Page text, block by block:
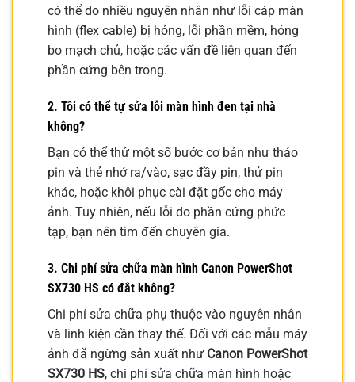
có thể do nhiều nguyên nhân như lỗi cáp màn
hình (flex cable) bị hỏng, lỗi phần mềm, hỏng
bo mạch chủ, hoặc các vấn đề liên quan đến
phần cứng bên trong.
2. Tôi có thể tự sửa lỗi màn hình đen tại nhà
không?
Bạn có thể thử một số bước cơ bản như tháo
pin và thẻ nhớ ra/vào, sạc đầy pin, thử pin
khác, hoặc khôi phục cài đặt gốc cho máy
ảnh. Tuy nhiên, nếu lỗi do phần cứng phức
tạp, bạn nên tìm đến chuyên gia.
3. Chi phí sửa chữa màn hình Canon PowerShot
SX730 HS có đắt không?
Chi phí sửa chữa phụ thuộc vào nguyên nhân
và linh kiện cần thay thế. Đối với các mẫu máy
ảnh đã ngừng sản xuất như Canon PowerShot
SX730 HS, chi phí sửa chữa màn hình hoặc